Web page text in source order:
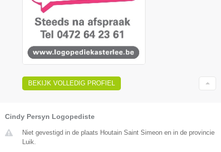
BEKIJK VOLLEDIG PROFIEL
Cindy Persyn Logopediste
Niet gevestigd in de plaats Houtain Saint Simeon en in de provincie
Luik.